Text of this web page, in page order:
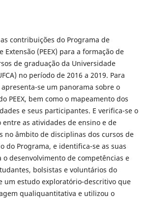
contribuições do Programa de
Extensão (PEEX) para a formação de
de graduação da Universidade
no período de 2016 a 2019. Para
se um panorama sobre o
PEEX, bem como o mapeamento dos
e seus participantes. E verifica-se o
as atividades de ensino e de
no âmbito de disciplinas dos cursos de
do Programa, e identifica-se as suas
desenvolvimento de competências e
bolsistas e voluntários do
um estudo exploratório-descritivo que
qualiquantitativa e utilizou o